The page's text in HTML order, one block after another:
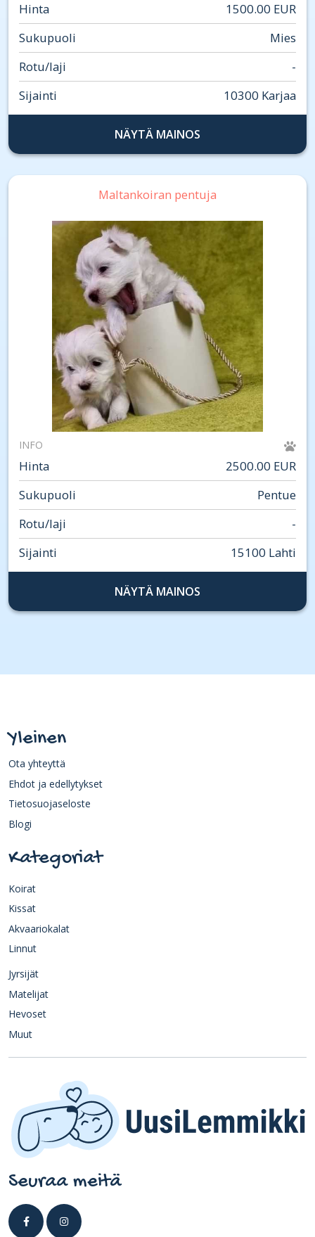
Hinta
1500.00 EUR
Sukupuoli
Mies
Rotu/laji
-
Sijainti
10300 Karjaa
NÄYTÄ MAINOS
Maltankoiran pentuja
INFO
Hinta
2500.00 EUR
Sukupuoli
Pentue
Rotu/laji
-
Sijainti
15100 Lahti
NÄYTÄ MAINOS
Yleinen
Ota yhteyttä
Ehdot ja edellytykset
Tietosuojaseloste
Blogi
Kategoriat
Koirat
Kissat
Akvaariokalat
Linnut
Jyrsijät
Matelijat
Hevoset
Muut
Seuraa meitä